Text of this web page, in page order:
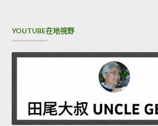
YOUTUBE在地視野